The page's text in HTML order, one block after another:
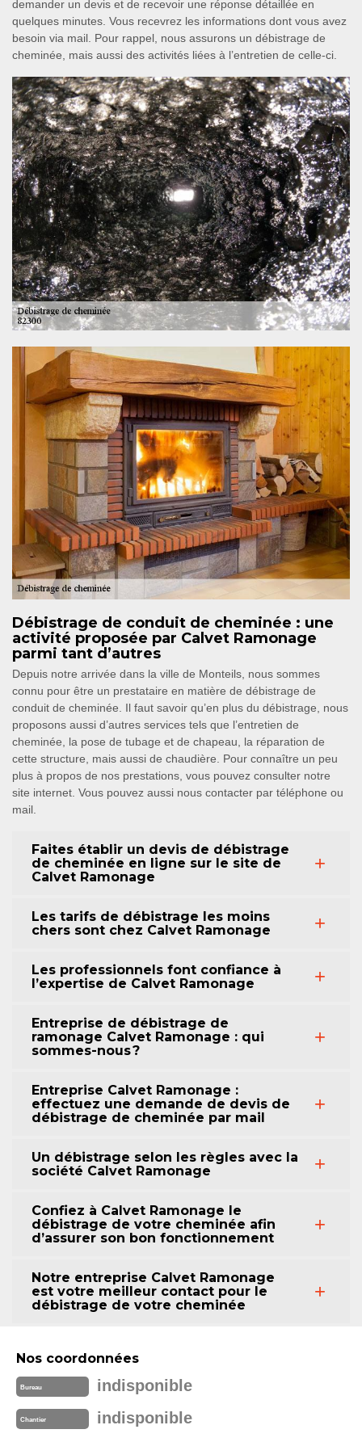
demander un devis et de recevoir une réponse détaillée en
quelques minutes. Vous recevrez les informations dont vous avez
besoin via mail. Pour rappel, nous assurons un débistrage de
cheminée, mais aussi des activités liées à l’entretien de celle-ci.
Débistrage de conduit de cheminée : une
activité proposée par Calvet Ramonage
parmi tant d’autres
Depuis notre arrivée dans la ville de Monteils, nous sommes
connu pour être un prestataire en matière de débistrage de
conduit de cheminée. Il faut savoir qu’en plus du débistrage, nous
proposons aussi d’autres services tels que l’entretien de
cheminée, la pose de tubage et de chapeau, la réparation de
cette structure, mais aussi de chaudière. Pour connaître un peu
plus à propos de nos prestations, vous pouvez consulter notre
site internet. Vous pouvez aussi nous contacter par téléphone ou
mail.
Faites établir un devis de débistrage
de cheminée en ligne sur le site de
Calvet Ramonage
Les tarifs de débistrage les moins
chers sont chez Calvet Ramonage
Les professionnels font confiance à
l’expertise de Calvet Ramonage
Entreprise de débistrage de
ramonage Calvet Ramonage : qui
sommes-nous ?
Entreprise Calvet Ramonage :
effectuez une demande de devis de
débistrage de cheminée par mail
Un débistrage selon les règles avec la
société Calvet Ramonage
Confiez à Calvet Ramonage le
débistrage de votre cheminée afin
d’assurer son bon fonctionnement
Notre entreprise Calvet Ramonage
est votre meilleur contact pour le
débistrage de votre cheminée
Nos coordonnées
Bureau indisponible
Chantier indisponible